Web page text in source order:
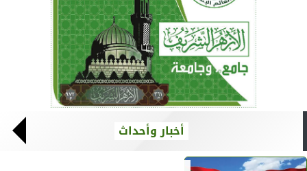
أخبار وأحداث